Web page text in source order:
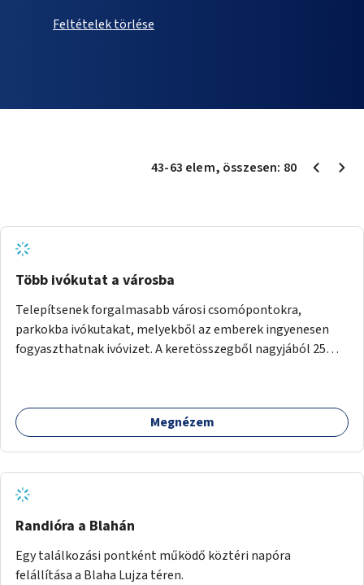
Feltételek törlése
43-63 elem, összesen: 80
Több ivókutat a városba
Telepítsenek forgalmasabb városi csomópontokra,
parkokba ivókutakat, melyekből az emberek ingyenesen
fogyaszthatnak ivóvizet. A keretösszegből nagyjából 25
Megnézem
Randióra a Blahán
Egy találkozási pontként működő köztéri napóra
felállítása a Blaha Lujza téren.